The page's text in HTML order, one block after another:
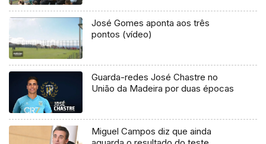
José Gomes aponta aos três
pontos (vídeo)
Guarda-redes José Chastre no
União da Madeira por duas épocas
Miguel Campos diz que ainda